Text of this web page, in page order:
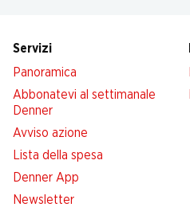
Servizi
Panoramica
Abbonatevi al settimanale
Denner
Avviso azione
Lista della spesa
Denner App
Newsletter